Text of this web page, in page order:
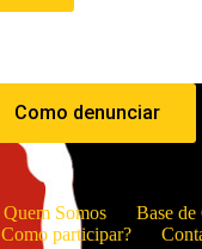
Como denunciar
Quem Somos
Base
Como participar?